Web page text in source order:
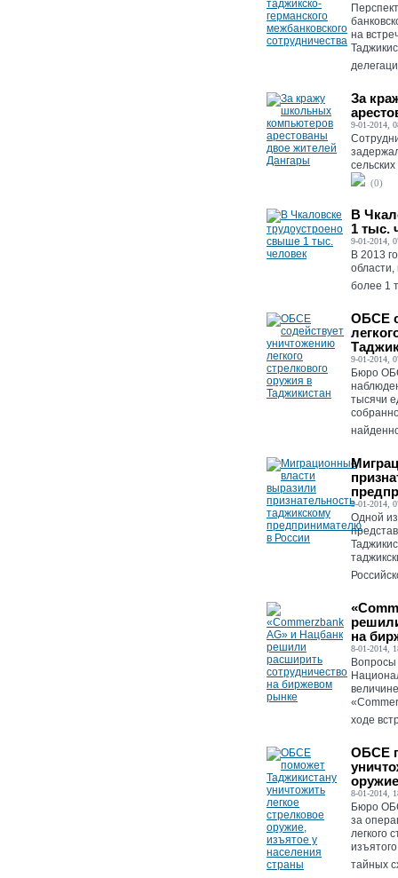
на
За
9-01-2014,
(0)
В
1 тыс.
9-01-2014,
В 2013
более 1
ОБСЕ
9-01-2014,
Бюро
тысячи
9-01-2014,
Одной
на
8-01-2014,
Вопросы
ходе
ОБСЕ
8-01-2014,
Бюро
за
легкого
тайных